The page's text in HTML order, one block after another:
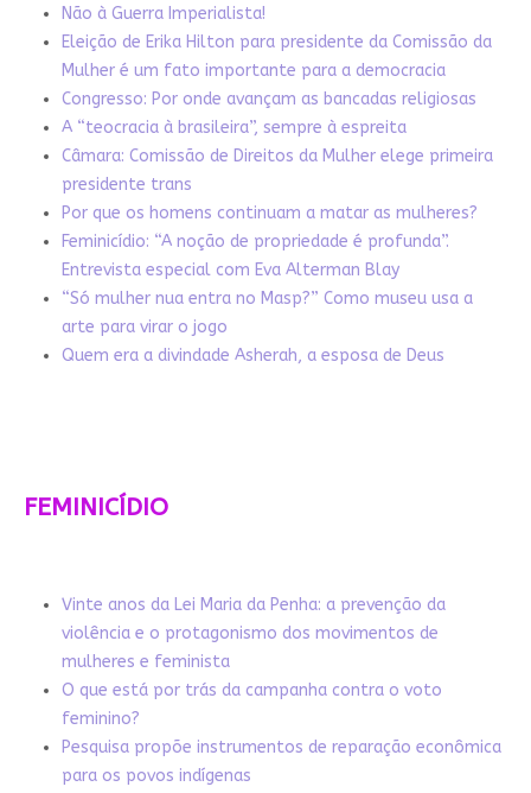
Não à Guerra Imperialista!
Eleição de Erika Hilton para presidente da Comissão da
Mulher é um fato importante para a democracia
Congresso: Por onde avançam as bancadas religiosas
A “teocracia à brasileira”, sempre à espreita
Câmara: Comissão de Direitos da Mulher elege primeira
presidente trans
Por que os homens continuam a matar as mulheres?
Feminicídio: “A noção de propriedade é profunda”.
Entrevista especial com Eva Alterman Blay
“Só mulher nua entra no Masp?” Como museu usa a
arte para virar o jogo
Quem era a divindade Asherah, a esposa de Deus
FEMINICÍDIO
Vinte anos da Lei Maria da Penha: a prevenção da
violência e o protagonismo dos movimentos de
mulheres e feminista
O que está por trás da campanha contra o voto
feminino?
Pesquisa propõe instrumentos de reparação econômica
para os povos indígenas